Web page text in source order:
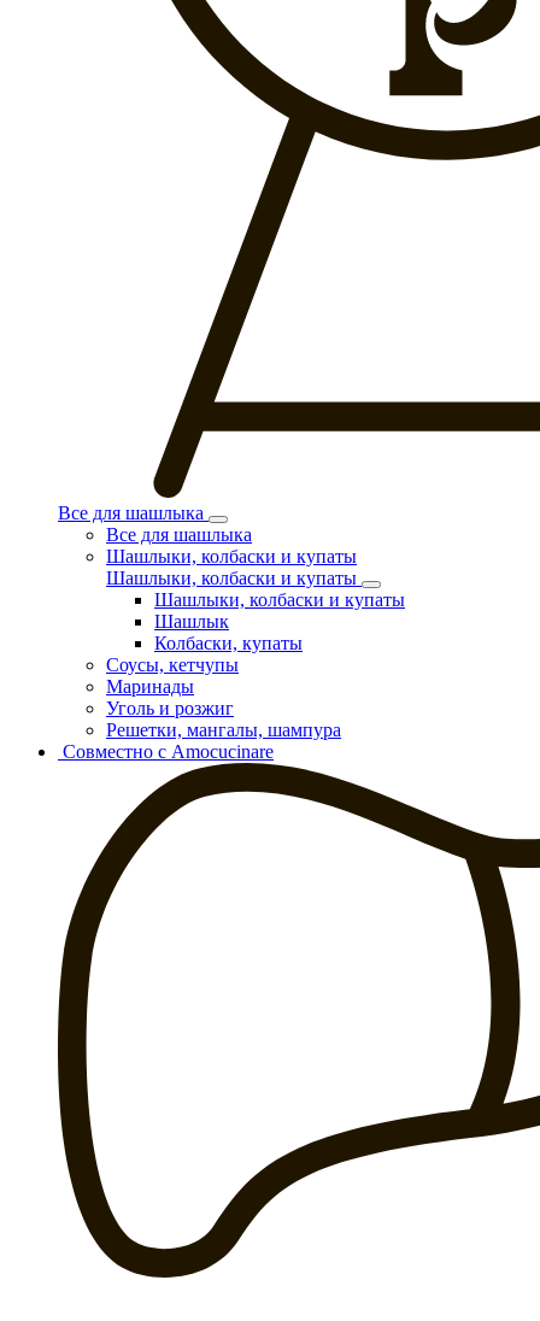
Все для шашлыка
Все для шашлыка
Шашлыки, колбаски и купаты
Шашлыки, колбаски и купаты
Шашлыки, колбаски и купаты
Шашлык
Колбаски, купаты
Соусы, кетчупы
Маринады
Уголь и розжиг
Решетки, мангалы, шампура
Совместно с Amocucinare